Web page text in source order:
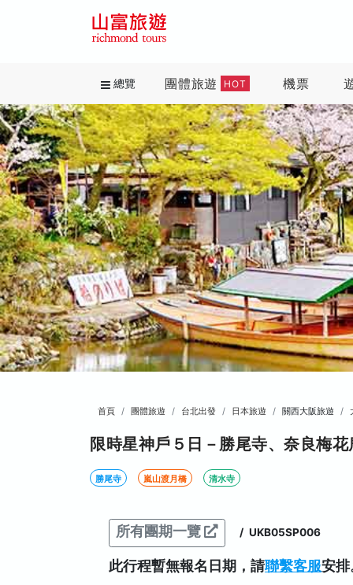
總覽 團體旅遊 HOT 機票
首頁 團體旅遊 台北出發 日本旅遊 關西大阪旅遊
限時星神戶５日－勝尾寺、奈良梅
勝尾寺 嵐山渡月橋 清水寺
所有團期一覽 / UKB05SP006
此行程暫無報名日期，請聯繫客服安